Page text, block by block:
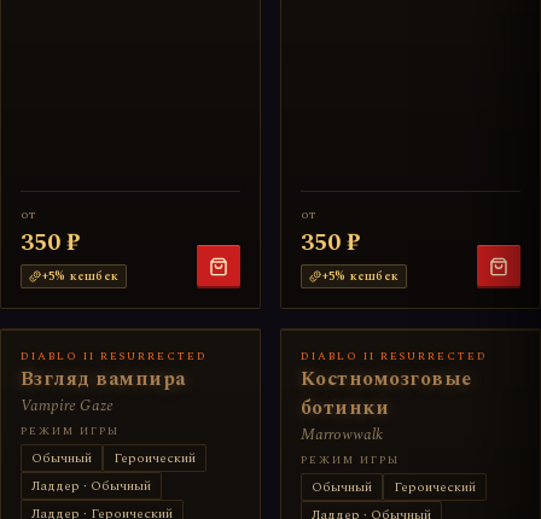
от
350 ₽
+5% кешбек
от
350 ₽
+5% кешбек
DIABLO II RESURRECTED
Взгляд вампира
Vampire Gaze
РЕЖИМ ИГРЫ
Обычный
Героический
Ладдер · Обычный
Ладдер · Героический
DIABLO II RESURRECTED
Костномозговые
ботинки
Marrowwalk
РЕЖИМ ИГРЫ
Обычный
Героический